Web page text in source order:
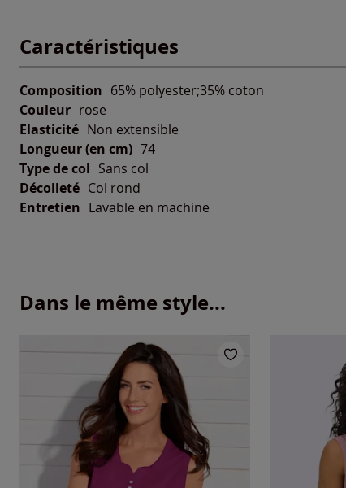
Caractéristiques
Composition 65% polyester;35% coton
Couleur rose
Elasticité Non extensible
Longueur (en cm) 74
Type de col Sans col
Décolleté Col rond
Entretien Lavable en machine
Dans le même style...